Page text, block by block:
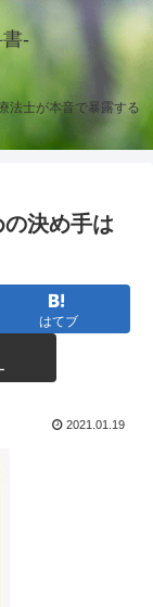
-
法士が本音で暴露する
決め手は
はてブ
2021.01.19